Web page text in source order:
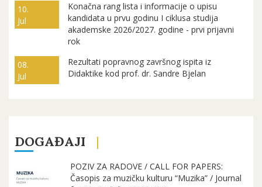
10.
Jul
Konačna rang lista i informacije o upisu
kandidata u prvu godinu I ciklusa studija
akademske 2026/2027. godine - prvi prijavni
rok
08.
Jul
Rezultati popravnog završnog ispita iz
Didaktike kod prof. dr. Sandre Bjelan
DOGAĐAJI
POZIV ZA RADOVE / CALL FOR PAPERS:
Časopis za muzičku kulturu “Muzika” / Journal